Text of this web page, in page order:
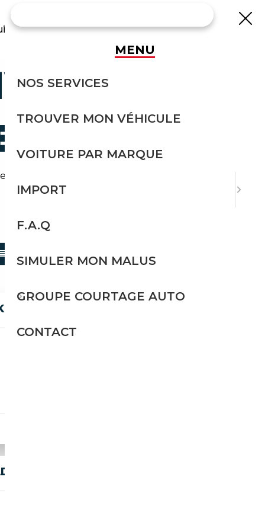
M6
m depuis l'Allemagne.
UP*NAVI*
MENU
NOS SERVICES
TROUVER MON VÉHICULE
VOITURE PAR MARQUE
IMPORT
F.A.Q
SIMULER MON MALUS
GROUPE COURTAGE AUTO
CONTACT